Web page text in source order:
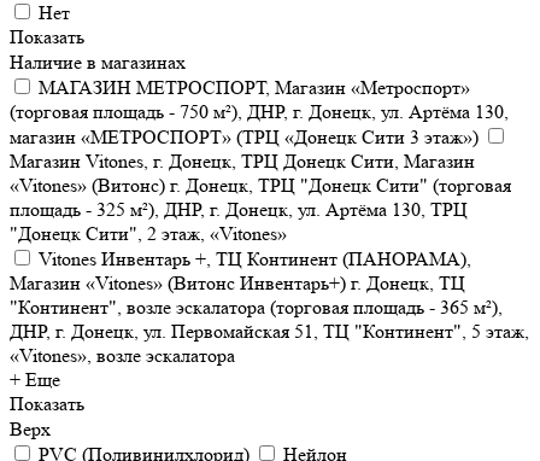
Нет
Показать
Наличие в магазинах
МАГАЗИН МЕТРОСПОРТ, Магазин «Метроспорт»
(торговая площадь - 750 м²), ДНР, г. Донецк, ул. Артёма 130,
магазин «МЕТРОСПОРТ» (ТРЦ «Донецк Сити 3 этаж»)
Магазин Vitones, г. Донецк, ТРЦ Донецк Сити, Магазин
«Vitones» (Витонс) г. Донецк, ТРЦ "Донецк Сити" (торговая
площадь - 325 м²), ДНР, г. Донецк, ул. Артёма 130, ТРЦ
"Донецк Сити", 2 этаж, «Vitones»
Vitones Инвентарь +, ТЦ Континент (ПАНОРАМА),
Магазин «Vitones» (Витонс Инвентарь+) г. Донецк, ТЦ
"Континент", возле эскалатора (торговая площадь - 365 м²),
ДНР, г. Донецк, ул. Первомайская 51, ТЦ "Континент", 5 этаж,
«Vitones», возле эскалатора
+ Еще
Показать
Верх
PVC (Поливинилхлорид)
Нейлон